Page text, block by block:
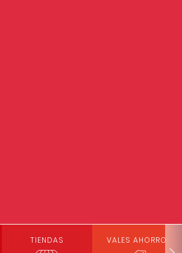
TIENDAS VALES AHORRO